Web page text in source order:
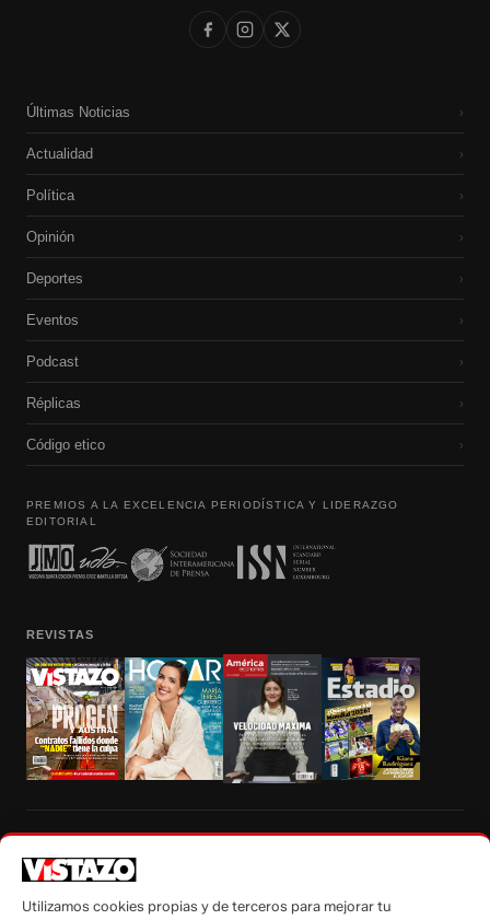
Últimas Noticias ›
Actualidad ›
Política ›
Opinión ›
Deportes ›
Eventos ›
Podcast ›
Réplicas ›
Código etico ›
PREMIOS A LA EXCELENCIA PERIODÍSTICA Y LIDERAZGO
EDITORIAL
REVISTAS
autorización escrita de su titular, de todos los contenidos de Vistazo.com.
Utilizamos cookies propias y de terceros para mejorar tu